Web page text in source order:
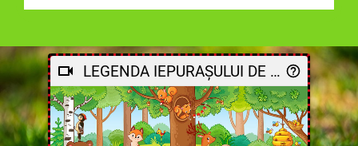
LEGENDA IEPURAȘULUI DE PAȘTE.